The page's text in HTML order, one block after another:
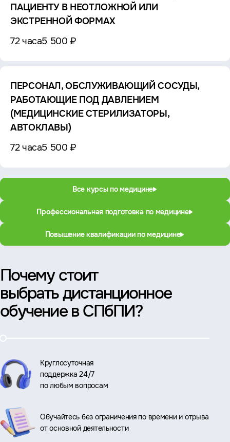
ПАЦИЕНТУ В НЕОТЛОЖНОЙ ИЛИ
ЭКСТРЕННОЙ ФОРМАХ
72 часа5 500 ₽
ПЕРСОНАЛ, ОБСЛУЖИВАЮЩИЙ СОСУДЫ,
РАБОТАЮЩИЕ ПОД ДАВЛЕНИЕМ
(МЕДИЦИНСКИЕ СТЕРИЛИЗАТОРЫ,
АВТОКЛАВЫ)
72 часа5 500 ₽
Все курсы по медицине
Профессиональная подготовка по медицине
Повышение квалификации по медицине
Почему стоит
выбрать дистанционное
обучение в СПбПИ?
Круглосуточная
поддержка 24/7
по любым вопросам
Обучайтесь без ограничения по времени и отрыва
от основной деятельности